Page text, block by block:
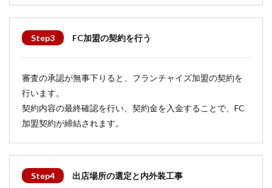
Step3 FC加盟の契約を行う
審査の承認が無事下りると、フランチャイズ加盟の契約を
行います。
契約内容の最終確認を行い、契約金を入金することで、FC
加盟契約が締結されます。
Step4 出店場所の選定と内外装工事